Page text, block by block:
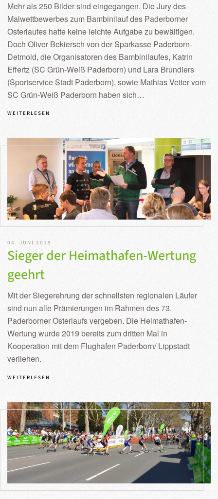
Mehr als 250 Bilder sind eingegangen. Die Jury des
Malwettbewerbes zum Bambinilauf des Paderborner
Osterlaufes hatte keine leichte Aufgabe zu bewältigen.
Doch Oliver Bekiersch von der Sparkasse Paderborn-
Detmold, die Organisatoren des Bambinilaufes, Katrin
Effertz (SC Grün-Weiß Paderborn) und Lara Brundiers
(Sportservice Stadt Paderborn), sowie Mathias Vetter vom
SC Grün-Weiß Paderborn haben sich…
WEITERLESEN
04. JUNI 2019
Sieger der Heimathafen-Wertung
geehrt
Mit der Siegerehrung der schnellsten regionalen Läufer
sind nun alle Prämierungen im Rahmen des 73.
Paderborner Osterlaufs vergeben. Die Heimathafen-
Wertung wurde 2019 bereits zum dritten Mal in
Kooperation mit dem Flughafen Paderborn/ Lippstadt
verliehen.
WEITERLESEN